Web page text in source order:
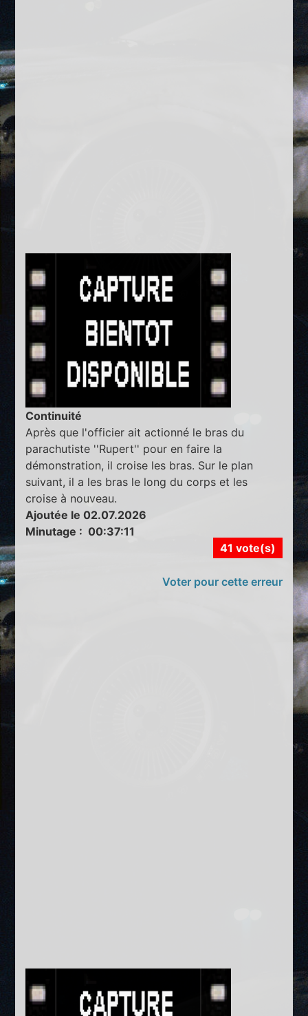
Continuité
Après que l'officier ait actionné le bras du
parachutiste ''Rupert'' pour en faire la
démonstration, il croise les bras. Sur le plan
suivant, il a les bras le long du corps et les
croise à nouveau.
Ajoutée le 02.07.2026
Minutage : 00:37:11
41 vote(s)
Voter pour cette erreur